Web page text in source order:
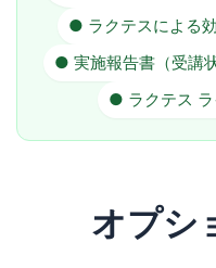
● ラクテスによる
● 実施報告書（受講
● ラクテス
オプシ